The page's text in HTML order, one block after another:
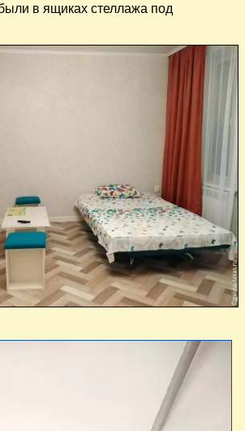
в ящиках стеллажа под